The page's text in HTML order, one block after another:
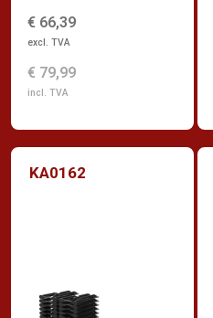
€ 66,39
excl. TVA
€ 79,99
incl. TVA
KA0162